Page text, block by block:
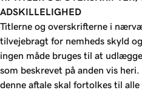
ADSKILLELIGHED
Titlerne og overskrifterne i
tilvejebragt for nemheds skyld
ingen måde bruges til at
som beskrevet på anden vis
denne aftale skal fortolkes til